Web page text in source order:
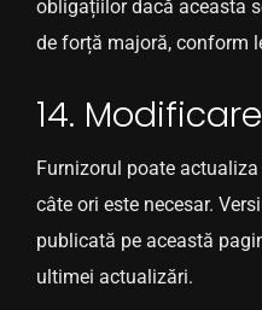
obligațiilor dacă aceasta
de forță majoră, conform
14.
Furnizorul poate
câte ori este necesar.
publicată pe această
ultimei actualizări.